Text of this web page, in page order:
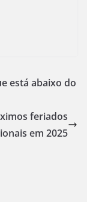
está abaixo do
feriados
em 2025